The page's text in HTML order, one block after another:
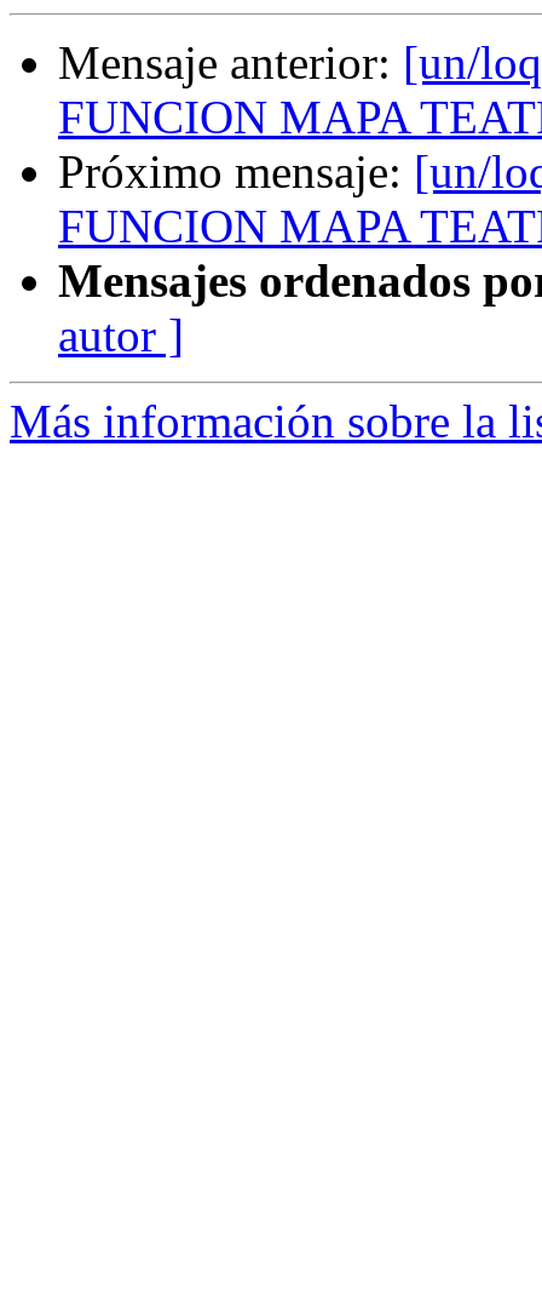
Mensaje anterior: [un/
FUNCION MAPA
Próximo mensaje: [un/
FUNCION MAPA
Mensajes ordenados
autor ]
Más información sobre la